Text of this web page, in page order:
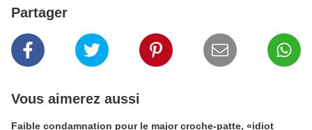
Partager
Vous aimerez aussi
Faible condamnation pour le major croche-patte, «idiot